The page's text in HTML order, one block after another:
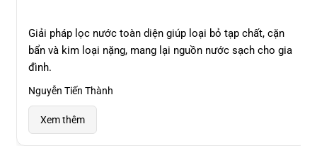
Giải pháp lọc nước toàn diện giúp loại bỏ tạp chất, cặn
bẩn và kim loại nặng, mang lại nguồn nước sạch cho gia
đình.
Nguyễn Tiến Thành
Xem thêm